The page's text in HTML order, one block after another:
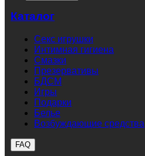
Каталог
Секс игрушки
Интимная гигиена
Смазки
Презервативы
БДСМ
Игры
Подарки
Белье
Возбуждающие средства
FAQ